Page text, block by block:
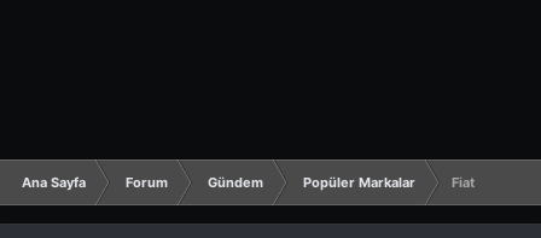
Ana Sayfa Forum Gündem Popüler Markalar Fiat